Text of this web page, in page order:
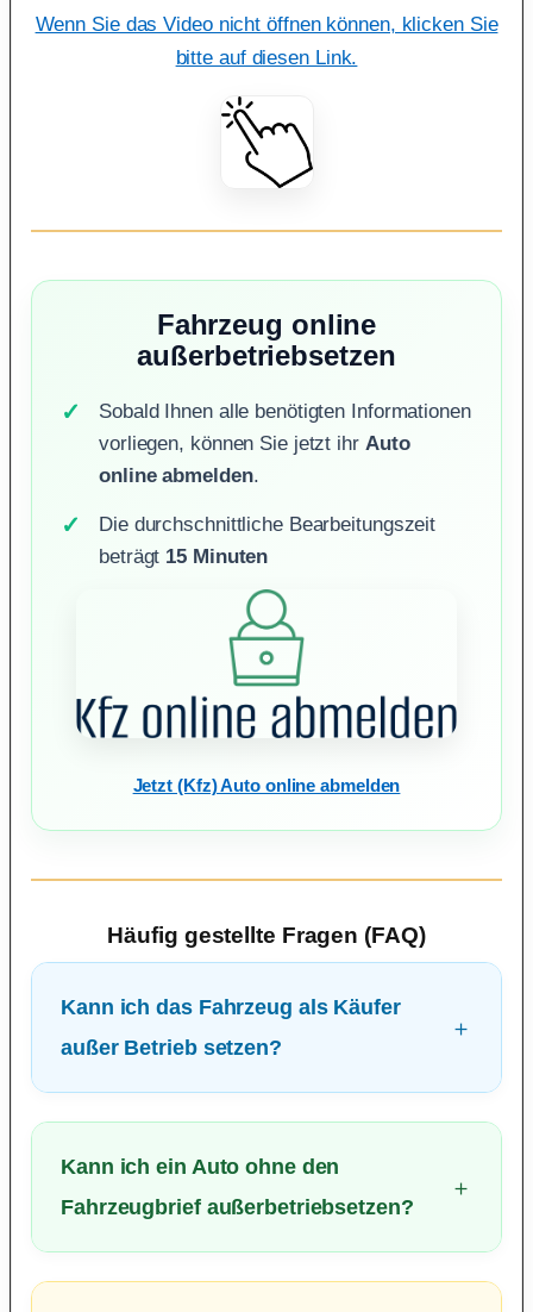
Wenn Sie das Video nicht öffnen können, klicken Sie
bitte auf diesen Link.
Fahrzeug online
außerbetriebsetzen
Sobald Ihnen alle benötigten Informationen
vorliegen, können Sie jetzt ihr Auto
online abmelden.
Die durchschnittliche Bearbeitungszeit
beträgt 15 Minuten
Jetzt (Kfz) Auto online abmelden
Häufig gestellte Fragen (FAQ)
Kann ich das Fahrzeug als Käufer
außer Betrieb setzen?
Kann ich ein Auto ohne den
Fahrzeugbrief außerbetriebsetzen?